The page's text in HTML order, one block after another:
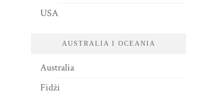
USA
AUSTRALIA I OCEANIA
Australia
Fidżi